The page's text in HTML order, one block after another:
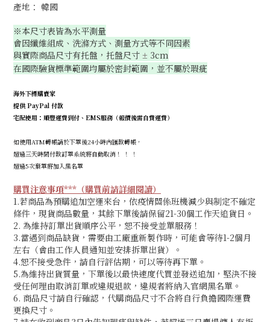
產地： 韓國
※本尺寸表皆為水平測量
會因纖維組成、洗滌方式、測量方式等不同因素
與實際商品尺寸有托盤，托盤尺寸 ± 3cm
在國際驗貨標準範圍均屬於密封範圍，並不屬於瑕疵
海外下標購賣家
提供 PayPal 付款
宅配使用：順豐運費到付、EMS服務（報價後需自費運費）
如使用ATM轉帳請於下單後24小時內匯款轉帳，
超過三天時間付款訂單系統將自動取消！ ！ ！
超過5次棄單將加入黑名單
購買注意事項***（購買前請詳細閱讀）
1.若商品為預購追加空運來台，依疫情關係班機減少與制定不確定
條件，現貨商品數量，其餘下單後請保留21-30個工作天追貨日。
2. 為維持訂單出貨順序公平，恕不接受並單服務！
3.當遇到商品缺貨，需要由工廠重新製作時，可能會等待1-2個月
左右（會由工作人員通知並安排拆單出貨）。
4.恕不接受急件，請自行評估期 ，可以等待再下單。
5.為維持出貨質量，下單後以最快速度代買並發送追加，堅決不接
受任何理由取消訂單或違規退款，違規者將納入官網黑名單。
6. 商品尺寸請自行確認，代購商品尺寸不合將自行負擔國際運費
更換尺寸。